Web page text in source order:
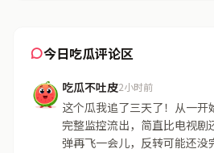
今日吃瓜评论区
吃瓜不吐皮2小时前
这个瓜我追了三天了！从一开
完整监控流出，简直比电视剧
弹再飞一会儿，反转可能还没